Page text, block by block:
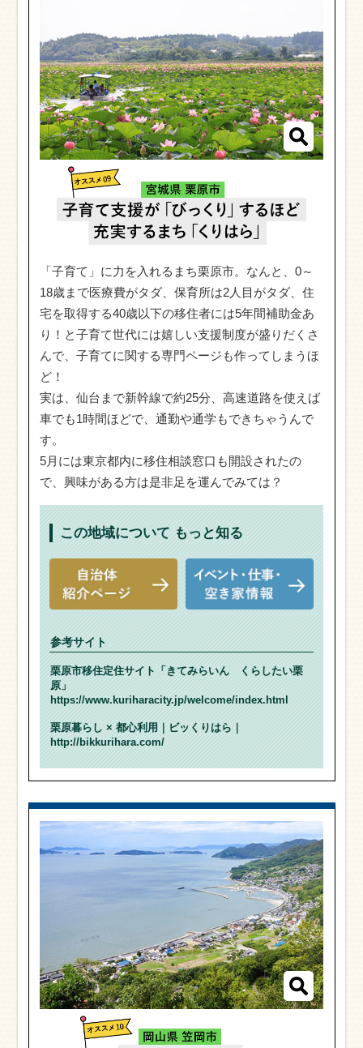
「子育て」に力を入れるまち栗原市。なんと、0～
18歳まで医療費がタダ、保育所は2人目がタダ、住
宅を取得する40歳以下の移住者には5年間補助金あ
り！と子育て世代には嬉しい支援制度が盛りだくさ
んで、子育てに関する専門ページも作ってしまうほ
ど！
実は、仙台まで新幹線で約25分、高速道路を使えば
車でも1時間ほどで、通勤や通学もできちゃうんで
す。
5月には東京都内に移住相談窓口も開設されたの
で、興味がある方は是非足を運んでみては？
この地域について もっと知る
参考サイト
栗原市移住定住サイト「きてみらいん くらしたい栗
原」
https://www.kuriharacity.jp/welcome/index.html
栗原暮らし × 都心利用｜ビッくりはら｜
http://bikkurihara.com/